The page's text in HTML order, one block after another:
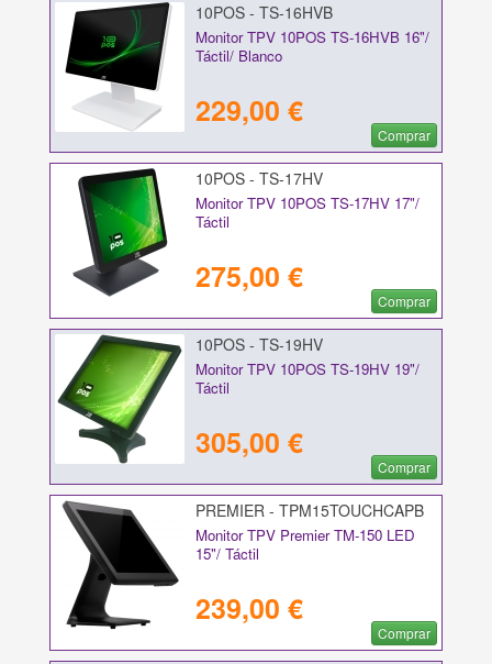
10POS - TS-16HVB
Monitor TPV 10POS TS-16HVB 16"/
Táctil/ Blanco
229,00 €
Comprar
10POS - TS-17HV
Monitor TPV 10POS TS-17HV 17"/
Táctil
275,00 €
Comprar
10POS - TS-19HV
Monitor TPV 10POS TS-19HV 19"/
Táctil
305,00 €
Comprar
PREMIER - TPM15TOUCHCAPB
Monitor TPV Premier TM-150 LED
15"/ Táctil
239,00 €
Comprar